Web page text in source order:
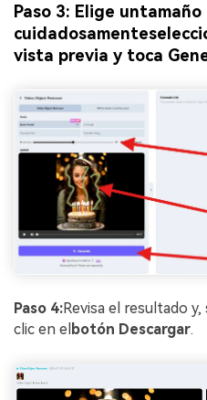
Paso 3: Elige untamaño
cuidadosamente
vista previa y toca
Paso 4:Revisa el resultado
clic en el botón Descargar.